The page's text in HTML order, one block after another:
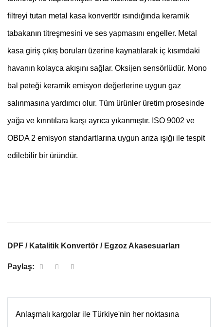
filtreyi tutan metal kasa konvertör ısındığında keramik
tabakanın titreşmesini ve ses yapmasını engeller. Metal
kasa giriş çıkış boruları üzerine kaynatılarak iç kısımdaki
havanın kolayca akışını sağlar. Oksijen sensörlüdür. Mono
bal peteği keramik emisyon değerlerine uygun gaz
salınmasına yardımcı olur. Tüm ürünler üretim prosesinde
yağa ve kırıntılara karşı ayrıca yıkanmıştır. ISO 9002 ve
OBDA 2 emisyon standartlarına uygun arıza ışığı ile tespit
edilebilir bir üründür.
DPF / Katalitik Konvertör / Egzoz Akasesuarları
Paylaş:
Anlaşmalı kargolar ile Türkiye'nin her noktasına